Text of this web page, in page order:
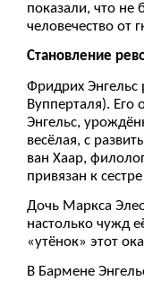
показали, что не
человечество от
Становление
Фридрих Энгельс
Вупперталя).
Энгельс,
весёлая, с
ван Хаар,
привязан к
Дочь Маркса
настолько чужд
«утёнок» этот
В Бармене